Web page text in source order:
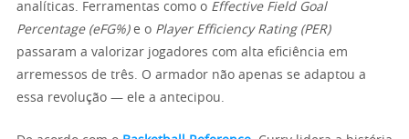
analíticas. Ferramentas como o Effective Field Goal
Percentage (eFG%)e o Player Efficiency Rating (PER)
passaram a valorizar jogadores com alta eficiência em
arremessos de três. O armador não apenas se adaptou a
essa revolução — ele a antecipou.